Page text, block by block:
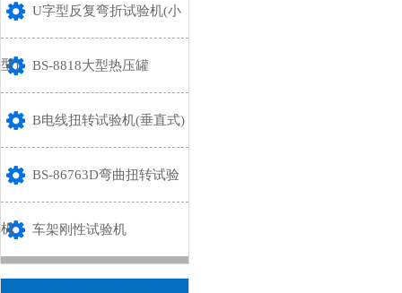
U字型反复弯折试验机(小
型) BS-8818大型热压罐
B电线扭转试验机(垂直式)
BS-86763D弯曲扭转试验
机 车架刚性试验机